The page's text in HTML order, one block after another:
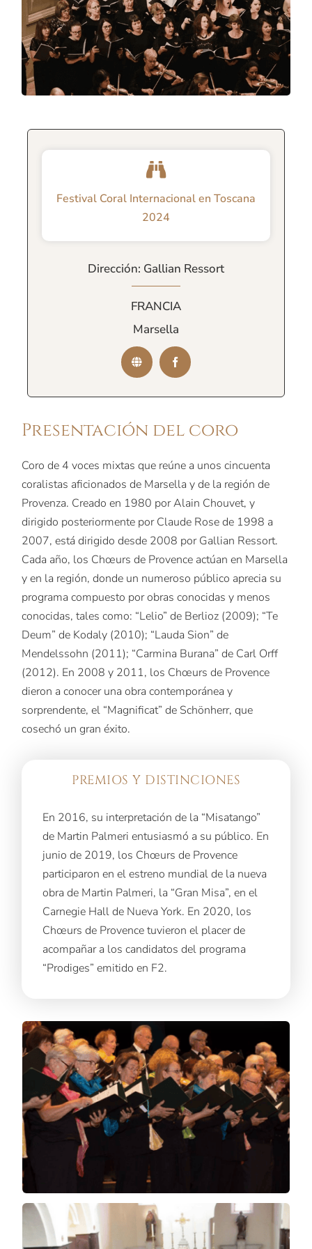
Presentación del coro
Coro de 4 voces mixtas que reúne a unos cincuenta
coralistas aficionados de Marsella y de la región de
Provenza. Creado en 1980 por Alain Chouvet, y
dirigido posteriormente por Claude Rose de 1998 a
2007, está dirigido desde 2008 por Gallian Ressort.
Cada año, los Chœurs de Provence actúan en Marsella
y en la región, donde un numeroso público aprecia su
programa compuesto por obras conocidas y menos
conocidas, tales como: “Lelio” de Berlioz (2009); “Te
Deum” de Kodaly (2010); “Lauda Sion” de
Mendelssohn (2011); “Carmina Burana” de Carl Orff
(2012). En 2008 y 2011, los Chœurs de Provence
dieron a conocer una obra contemporánea y
sorprendente, el “Magnificat” de Schönherr, que
cosechó un gran éxito.
PREMIOS Y DISTINCIONES
En 2016, su interpretación de la “Misatango”
de Martin Palmeri entusiasmó a su público. En
junio de 2019, los Chœurs de Provence
participaron en el estreno mundial de la nueva
obra de Martin Palmeri, la “Gran Misa”, en el
Carnegie Hall de Nueva York. En 2020, los
Chœurs de Provence tuvieron el placer de
acompañar a los candidatos del programa
“Prodiges” emitido en F2.
Festival Coral Internacional en Toscana
2024
Dirección: Gallian Ressort
FRANCIA
Marsella